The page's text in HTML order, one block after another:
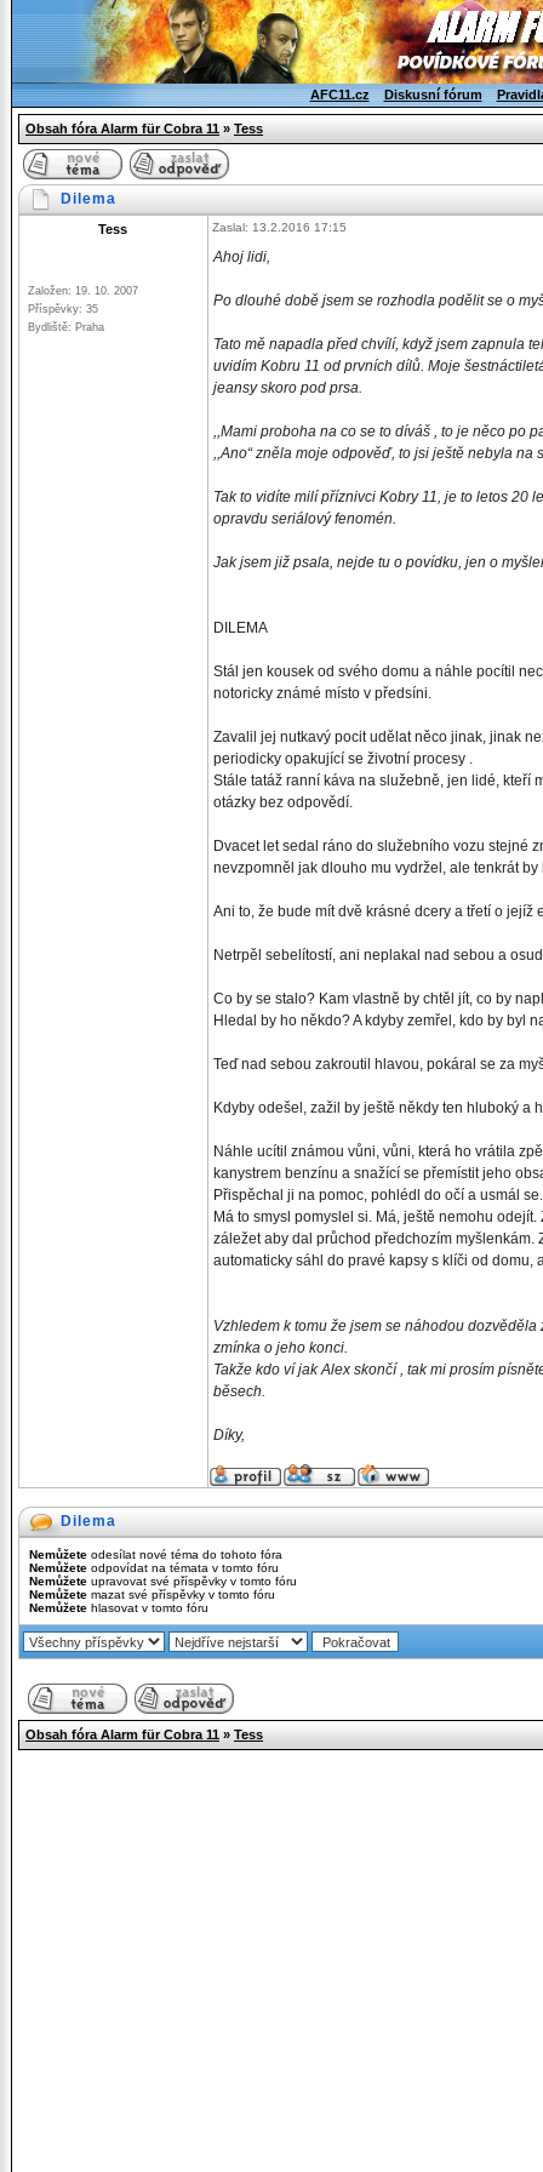
AFC11.cz Diskusní fórum
Obsah fóra Alarm für Cobra 11 » Tess
Dilema
Tess
Založen: 19. 10. 2007
Příspěvky: 35
Bydliště: Praha
Zaslal: 13.2.2016 17:15
Ahoj lidi,
Po dlouhé době jsem se rozhodla podělit se o
Tato mě napadla před chvílí, když jsem zapnula
uvidím Kobru 11 od prvních dílů. Moje
jeansy skoro pod prsa.
,,Mami proboha na co se to díváš , to je něco po
,,Ano“ zněla moje odpověď, to jsi ještě nebyla na
Tak to vidíte milí příznivci Kobry 11, je to letos 20
opravdu seriálový fenomén.
Jak jsem již psala, nejde tu o povídku, jen o
DILEMA
Stál jen kousek od svého domu a náhle pocítil
notoricky známé místo v předsíni.
Zavalil jej nutkavý pocit udělat něco jinak, jinak
periodicky opakující se životní procesy .
Stále tatáž ranní káva na služebně, jen lidé, kteří
otázky bez odpovědí.
Dvacet let sedal ráno do služebního vozu stejné
nevzpomněl jak dlouho mu vydržel, ale tenkrát
Ani to, že bude mít dvě krásné dcery a třetí o jejíž
Netrpěl sebelítostí, ani neplakal nad sebou a
Co by se stalo? Kam vlastně by chtěl jít, co by
Hledal by ho někdo? A kdyby zemřel, kdo by byl
Teď nad sebou zakroutil hlavou, pokáral se za
Kdyby odešel, zažil by ještě někdy ten hluboký
Náhle ucítil známou vůni, vůni, která ho vrátila
kanystrem benzínu a snažící se přemístit jeho
Přispěchal ji na pomoc, pohlédl do očí a usmál se.
Má to smysl pomyslel si. Má, ještě nemohu
záležet aby dal průchod předchozím myšlenkám.
automaticky sáhl do pravé kapsy s klíči od domu,
Vzhledem k tomu že jsem se náhodou
zmínka o jeho konci.
Takže kdo ví jak Alex skončí , tak mi prosím
běsech.
Díky,
Dilema
Nemůžete odesílat nové téma do tohoto fóra
Nemůžete odpovídat na témata v tomto fóru
Nemůžete upravovat své příspěvky v tomto fóru
Nemůžete mazat své příspěvky v tomto fóru
Nemůžete hlasovat v tomto fóru
Obsah fóra Alarm für Cobra 11 » Tess